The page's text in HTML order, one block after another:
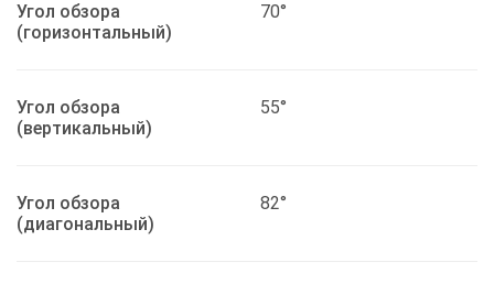
Угол обзора
(горизонтальный)
70°
Угол обзора
(вертикальный)
55°
Угол обзора
(диагональный)
82°